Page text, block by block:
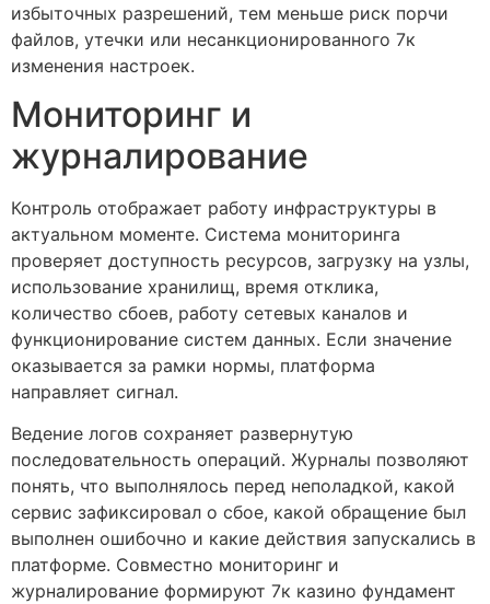
избыточных разрешений, тем меньше риск порчи
файлов, утечки или несанкционированного 7к
изменения настроек.
Мониторинг и
журналирование
Контроль отображает работу инфраструктуры в
актуальном моменте. Система мониторинга
проверяет доступность ресурсов, загрузку на узлы,
использование хранилищ, время отклика,
количество сбоев, работу сетевых каналов и
функционирование систем данных. Если значение
оказывается за рамки нормы, платформа
направляет сигнал.
Ведение логов сохраняет развернутую
последовательность операций. Журналы позволяют
понять, что выполнялось перед неполадкой, какой
сервис зафиксировал о сбое, какой обращение был
выполнен ошибочно и какие действия запускались в
платформе. Совместно мониторинг и
журналирование формируют 7к казино фундамент